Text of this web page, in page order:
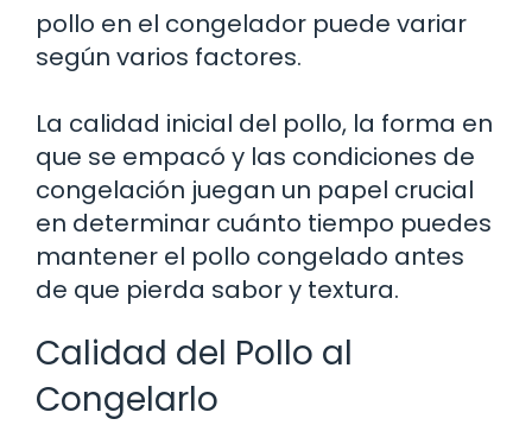
pollo en el congelador puede variar
según varios factores.
La calidad inicial del pollo, la forma en
que se empacó y las condiciones de
congelación juegan un papel crucial
en determinar cuánto tiempo puedes
mantener el pollo congelado antes
de que pierda sabor y textura.
Calidad del Pollo al
Congelarlo